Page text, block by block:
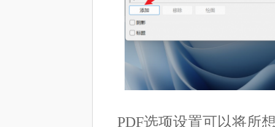
PDF选项设置可以将所